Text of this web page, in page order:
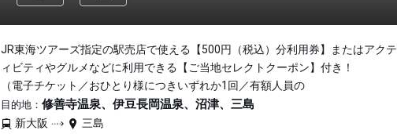
JR東海ツアーズ指定の駅売店で使える【500円（税込）分利用券】またはアクテ
ィビティやグルメなどに利用できる【ご当地セレクトクーポン】付き！
（電子チケット／おひとり様につきいずれか1回／有額人員の
目的地： 修善寺温泉、伊豆長岡温泉、沼津、三島
新大阪
三島